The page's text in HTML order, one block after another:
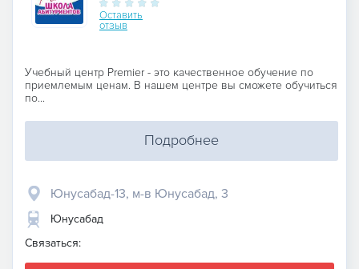
Оставить
отзыв
Учебный центр Premier - это качественное обучение по
приемлемым ценам. В нашем центре вы сможете обучиться
по...
Подробнее
Юнусабад-13, м-в Юнусабад, 3
Юнусабад
Связаться: